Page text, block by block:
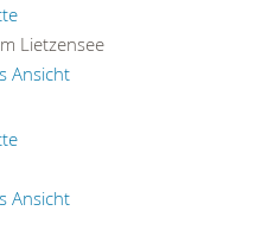
Lietzensee
Ansicht
Ansicht